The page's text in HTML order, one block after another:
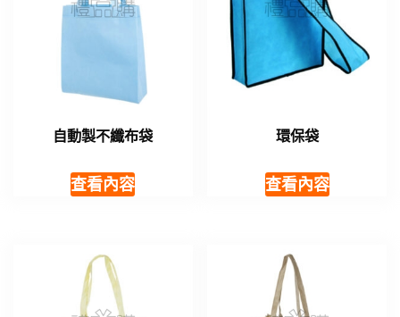
自動製不纖布袋
查看內容
環保袋
查看內容